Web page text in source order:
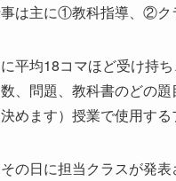
は主に①教科指導、②ク
平均18コマほど受け持
、問題、教科書のどの
めます）授業で使用す
の日に担当クラスが発